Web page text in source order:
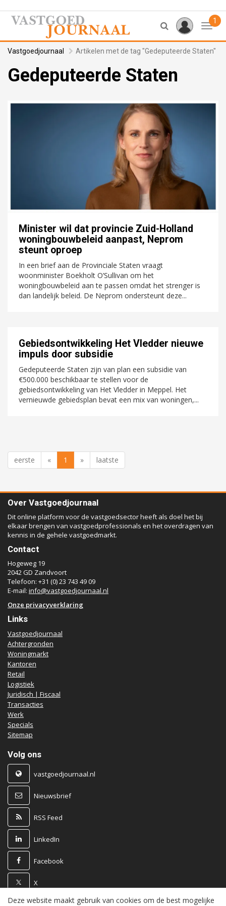
1
Vastgoedjournaal Artikelen met de tag "Gedeputeerde Staten"
Gedeputeerde Staten
Minister wil dat provincie Zuid-Holland
woningbouwbeleid aanpast, Neprom
steunt oproep
In een brief aan de Provinciale Staten vraagt
woonminister Boekholt O’Sullivan om het
woningbouwbeleid aan te passen omdat het strenger is
dan landelijk beleid. De Neprom ondersteunt deze...
Gebiedsontwikkeling Het Vledder nieuwe
impuls door subsidie
Gedeputeerde Staten zijn van plan een subsidie van
€500.000 beschikbaar te stellen voor de
gebiedsontwikkeling van Het Vledder in Meppel. Het
vernieuwde gebiedsplan bevat een mix van woningen,...
eerste « 1 » laatste
Over Vastgoedjournaal
Dit online platform voor de vastgoedsector heeft als doel het bij
elkaar brengen van vastgoedprofessionals en het overdragen van
kennis in de gehele vastgoedmarkt.
Contact
Hogeweg 19
2042 GD Zandvoort
Telefoon: +31 (0) 23 743 49 09
E-mail: info@vastgoedjournaal.nl
Onze privacyverklaring
Links
Vastgoedjournaal
Achtergronden
Woningmarkt
Kantoren
Retail
Logistiek
Juridisch | Fiscaal
Transacties
Werk
Specials
Sitemap
Volg ons
vastgoedjournaal.nl
Nieuwsbrief
RSS Feed
LinkedIn
Facebook
X
Deze website maakt gebruik van cookies om de best mogelijke